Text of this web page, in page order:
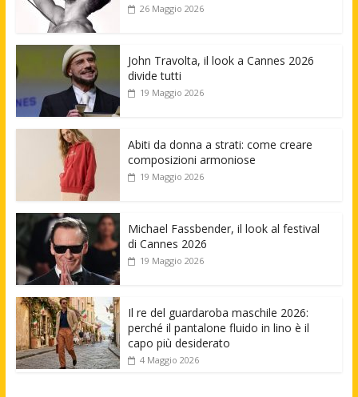
26 Maggio 2026
John Travolta, il look a Cannes 2026
divide tutti
19 Maggio 2026
Abiti da donna a strati: come creare
composizioni armoniose
19 Maggio 2026
Michael Fassbender, il look al festival
di Cannes 2026
19 Maggio 2026
Il re del guardaroba maschile 2026:
perché il pantalone fluido in lino è il
capo più desiderato
4 Maggio 2026